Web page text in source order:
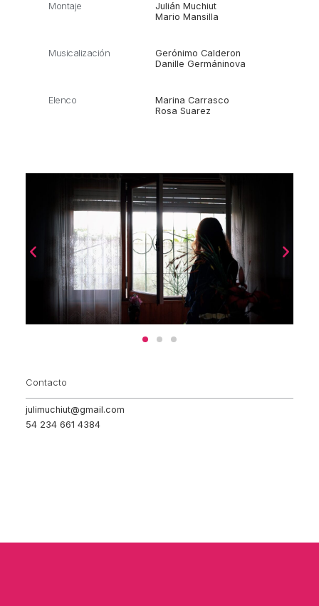
Montaje
Julián Muchiut
Mario Mansilla
Musicalización
Gerónimo Calderon
Danille Germáninova
Elenco
Marina Carrasco
Rosa Suarez
Contacto
julimuchiut@gmail.com
54 234 661 4384